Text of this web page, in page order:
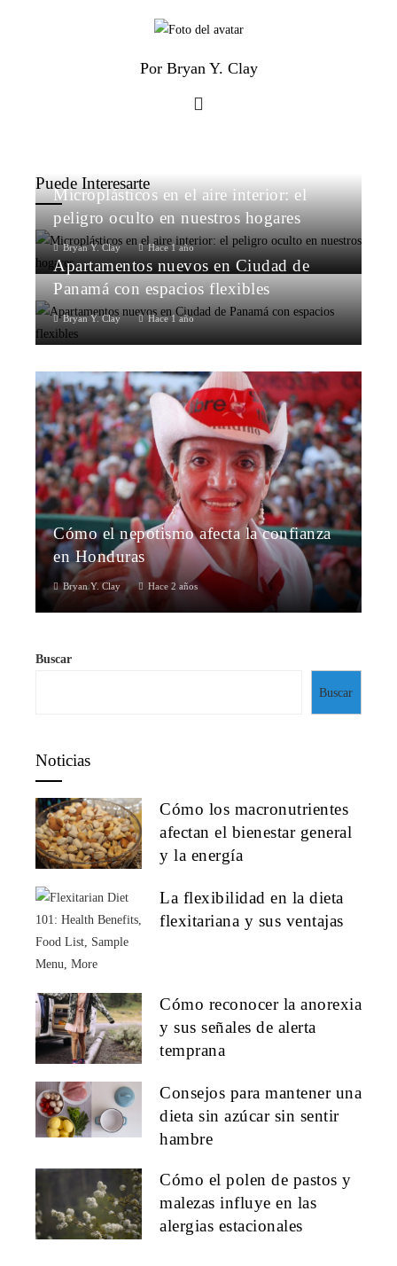
Por Bryan Y. Clay
Puede Interesarte
Microplásticos en el aire interior: el
peligro oculto en nuestros hogares
Bryan Y. Clay Hace 1 año
Apartamentos nuevos en Ciudad de
Panamá con espacios flexibles
Bryan Y. Clay Hace 1 año
Cómo el nepotismo afecta la confianza
en Honduras
Bryan Y. Clay Hace 2 años
Buscar
Buscar
Noticias
Cómo los macronutrientes
afectan el bienestar general
y la energía
La flexibilidad en la dieta
flexitariana y sus ventajas
Cómo reconocer la anorexia
y sus señales de alerta
temprana
Consejos para mantener una
dieta sin azúcar sin sentir
hambre
Cómo el polen de pastos y
malezas influye en las
alergias estacionales